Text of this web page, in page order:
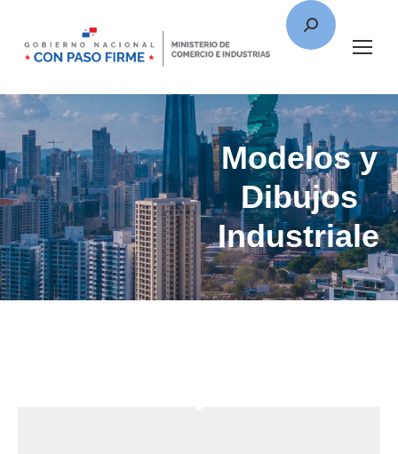
Modelos y
Dibujos
Industriales